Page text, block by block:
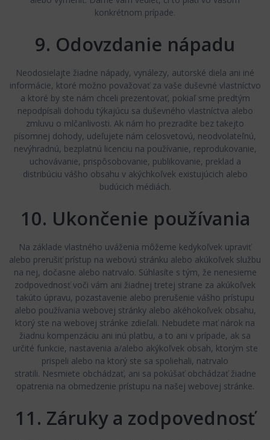
konkrétnom prípade.
9. Odovzdanie nápadu
Neodosielajte žiadne nápady, vynálezy, autorské diela ani iné
informácie, ktoré možno považovať za vaše duševné vlastníctvo
a ktoré by ste nám chceli prezentovať, pokiaľ sme predtým
nepodpísali dohodu týkajúcu sa duševného vlastníctva alebo
zmluvu o mlčanlivosti. Ak nám ho prezradíte bez takejto
písomnej dohody, udeľujete nám celosvetovú, neodvolateľnú,
nevýhradnú, bezplatnú licenciu na používanie, reprodukovanie,
uchovávanie, prispôsobovanie, publikovanie, preklad a
distribúciu vášho obsahu v akýchkoľvek existujúcich alebo
budúcich médiách.
10. Ukončenie používania
Na základe vlastného uváženia môžeme kedykoľvek upraviť
alebo prerušiť prístup na webovú stránku alebo akúkoľvek službu
na nej, dočasne alebo natrvalo. Súhlasíte s tým, že nenesieme
zodpovednosť voči vám ani žiadnej tretej strane za akúkoľvek
takúto úpravu, pozastavenie alebo prerušenie vášho prístupu
alebo používania webovej stránky alebo akéhokoľvek obsahu,
ktorý ste na webovej stránke zdieľali. Nebudete mať nárok na
žiadnu kompenzáciu ani inú platbu, a to ani v prípade, ak sa
určité funkcie, nastavenia a/alebo akýkoľvek obsah, ktorým ste
prispeli alebo na ktorý ste sa spoliehali, natrvalo
stratili. Nesmiete obchádzať, ani sa pokúšať obchádzať žiadne
opatrenia na obmedzenie prístupu na našej webovej stránke.
11. Záruky a zodpovednosť